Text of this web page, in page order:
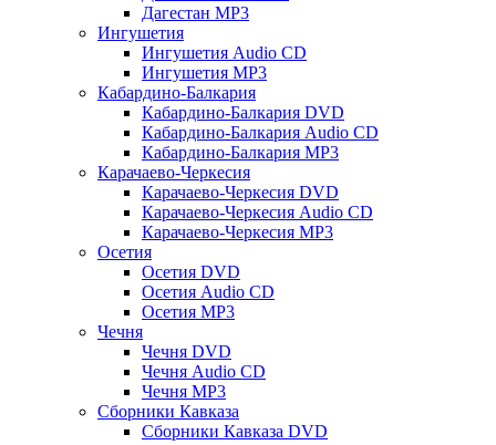
Дагестан MP3
Ингушетия
Ингушетия Audio CD
Ингушетия MP3
Кабардино-Балкария
Кабардино-Балкария DVD
Кабардино-Балкария Audio CD
Кабардино-Балкария MP3
Карачаево-Черкесия
Карачаево-Черкесия DVD
Карачаево-Черкесия Audio CD
Карачаево-Черкесия MP3
Осетия
Осетия DVD
Осетия Audio CD
Осетия MP3
Чечня
Чечня DVD
Чечня Audio CD
Чечня MP3
Сборники Кавказа
Сборники Кавказа DVD